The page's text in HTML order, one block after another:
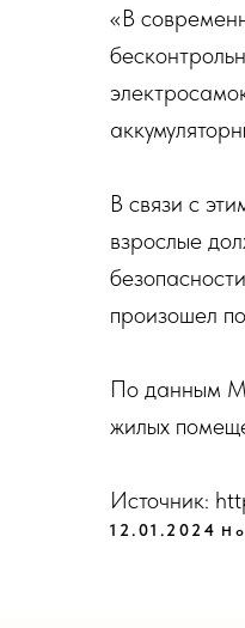
«В
В связи с
взрослые
произошел
По данным
жилых
Источник:
12.01.2024